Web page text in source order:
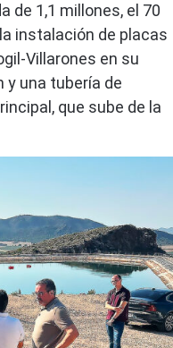
de 1,1 millones, el 70
instalación de placas
Villarones en su
y una tubería de
que sube de la